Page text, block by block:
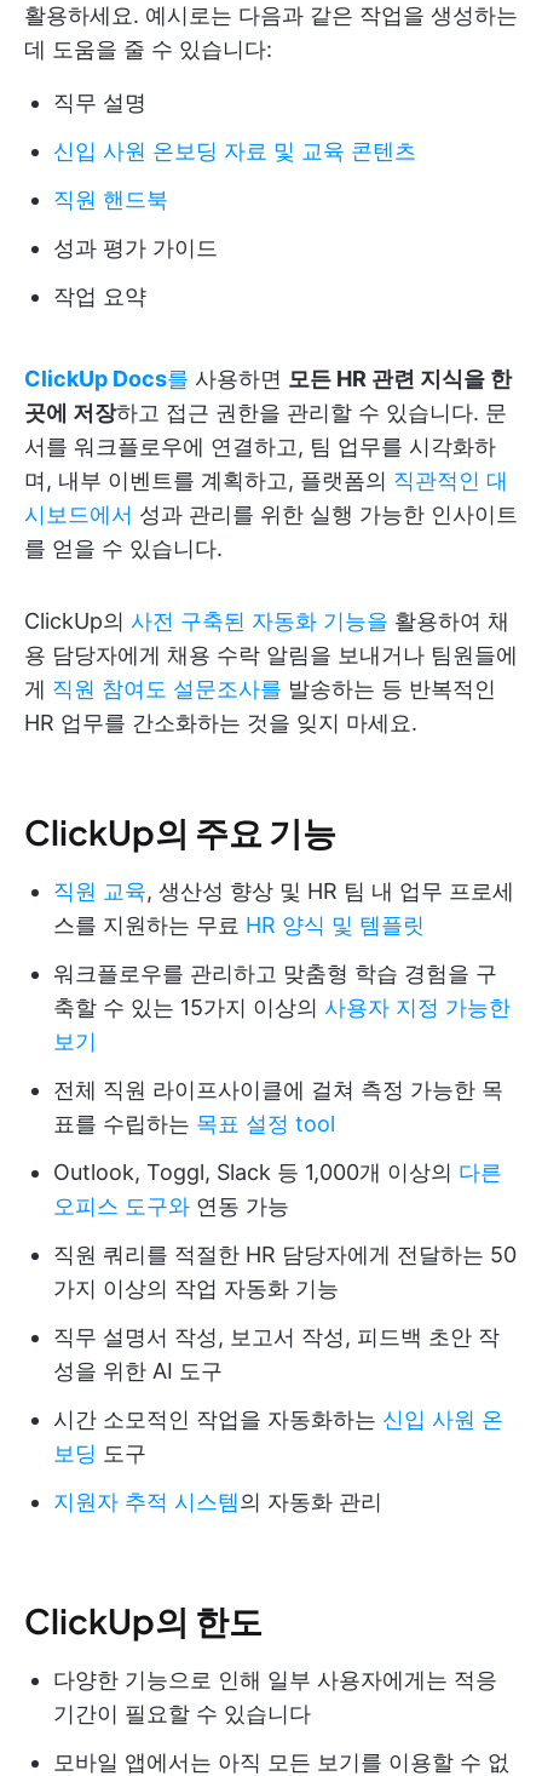
활용하세요. 예시로는 다음과 같은 작업을 생성하는
데 도움을 줄 수 있습니다:
직무 설명
신입 사원 온보딩 자료 및 교육 콘텐츠
직원 핸드북
성과 평가 가이드
작업 요약
ClickUp Docs를 사용하면 모든 HR 관련 지식을 한
곳에 저장하고 접근 권한을 관리할 수 있습니다. 문
서를 워크플로우에 연결하고, 팀 업무를 시각화하
며, 내부 이벤트를 계획하고, 플랫폼의 직관적인 대
시보드에서 성과 관리를 위한 실행 가능한 인사이트
를 얻을 수 있습니다.
ClickUp의 사전 구축된 자동화 기능을 활용하여 채
용 담당자에게 채용 수락 알림을 보내거나 팀원들에
게 직원 참여도 설문조사를 발송하는 등 반복적인
HR 업무를 간소화하는 것을 잊지 마세요.
ClickUp의 주요 기능
직원 교육, 생산성 향상 및 HR 팀 내 업무 프로세
스를 지원하는 무료 HR 양식 및 템플릿
워크플로우를 관리하고 맞춤형 학습 경험을 구
축할 수 있는 15가지 이상의 사용자 지정 가능한
보기
전체 직원 라이프사이클에 걸쳐 측정 가능한 목
표를 수립하는 목표 설정 tool
Outlook, Toggl, Slack 등 1,000개 이상의 다른
오피스 도구와 연동 가능
직원 쿼리를 적절한 HR 담당자에게 전달하는 50
가지 이상의 작업 자동화 기능
직무 설명서 작성, 보고서 작성, 피드백 초안 작
성을 위한 AI 도구
시간 소모적인 작업을 자동화하는 신입 사원 온
보딩 도구
지원자 추적 시스템의 자동화 관리
ClickUp의 한도
다양한 기능으로 인해 일부 사용자에게는 적응
기간이 필요할 수 있습니다
모바일 앱에서는 아직 모든 보기를 이용할 수 없